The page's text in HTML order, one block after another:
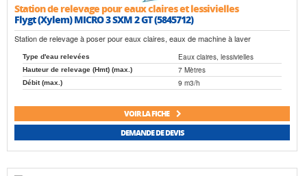
Station de relevage pour eaux claires et lessivielles
Flygt (Xylem) MICRO 3 SXM 2 GT (5845712)
Station de relevage à poser pour eaux claires, eaux de machine à laver
Type d'eau relevées Eaux claires, lessivielles
Hauteur de relevage (Hmt) (max.) 7 Mètres
Débit (max.) 9 m3/h
VOIR LA FICHE
DEMANDE DE DEVIS